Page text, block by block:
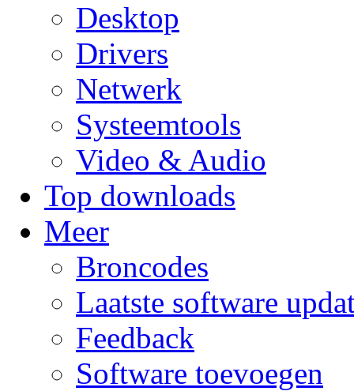
Desktop
Drivers
Netwerk
Systeemtools
Video & Audio
Top downloads
Meer
Broncodes
Laatste software
Feedback
Software toevoegen